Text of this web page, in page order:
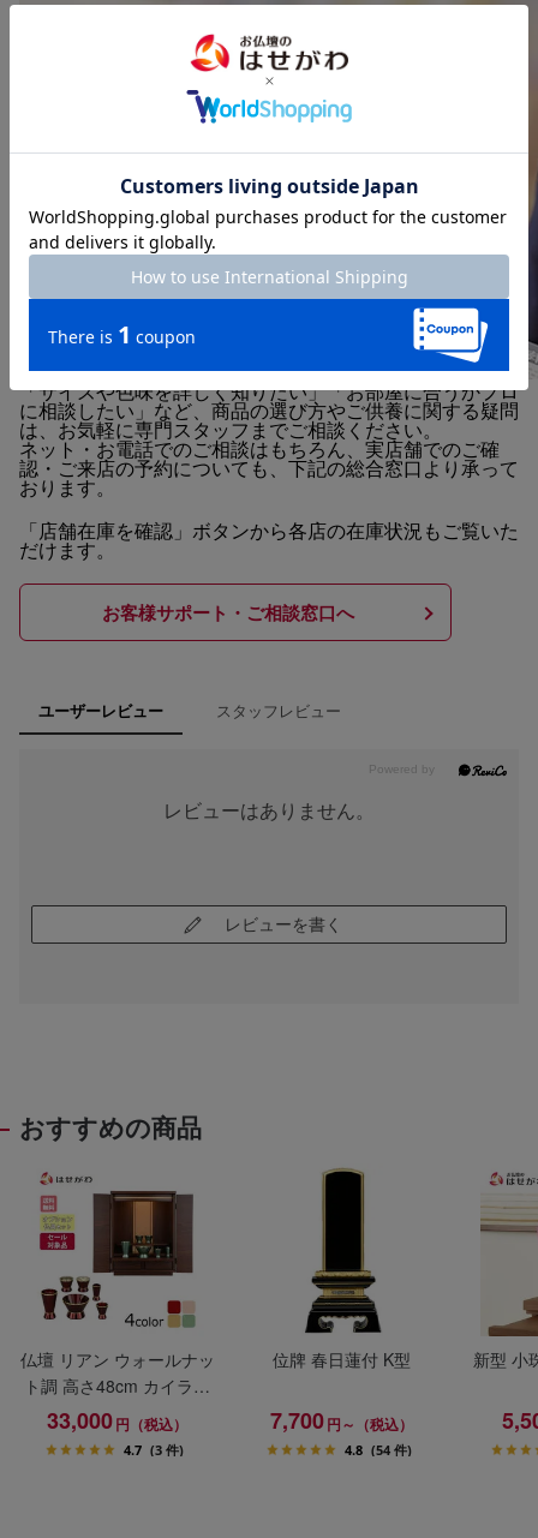
「サイズや色味を詳しく知りたい」「お部屋に合うかプロ
に相談したい」など、商品の選び方やご供養に関する疑問
は、お気軽に専門スタッフまでご相談ください。
ネット・お電話でのご相談はもちろん、実店舗でのご確
認・ご来店の予約についても、下記の総合窓口より承って
おります。
「店舗在庫を確認」ボタンから各店の在庫状況もご覧いた
だけます。
お客様サポート・ご相談窓口へ
ユーザーレビュー スタッフレビュー
レビューはありません。
レビューを書く
おすすめの商品
仏壇 リアン ウォールナッ
ト調 高さ48cm カイラ具
足セット
33,000円（税込）
4.7 (3 件)
位牌 春日蓮付 K型
7,700円～（税込）
4.8 (54 件)
新型 小